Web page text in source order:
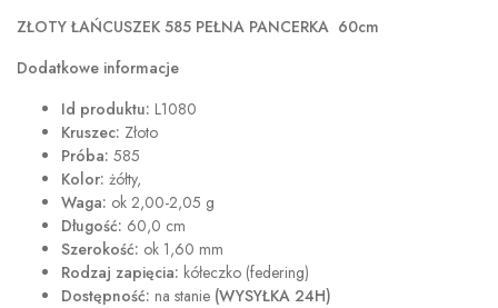
ZŁOTY ŁAŃCUSZEK 585 PEŁNA PANCERKA 60cm
Dodatkowe informacje
Id produktu: L1080
Kruszec: Złoto
Próba: 585
Kolor: żółty,
Waga: ok 2,00-2,05 g
Długość: 60,0 cm
Szerokość: ok 1,60 mm
Rodzaj zapięcia: kółeczko (federing)
Dostępność: na stanie (WYSYŁKA 24H)